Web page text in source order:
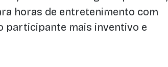
horas de entretenimento com
participante mais inventivo e